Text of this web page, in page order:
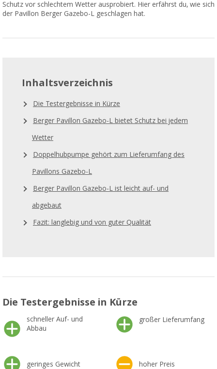
Schutz vor schlechtem Wetter ausprobiert. Hier erfährst du, wie sich
der Pavillon Berger Gazebo-L geschlagen hat.
Inhaltsverzeichnis
Die Testergebnisse in Kürze
Berger Pavillon Gazebo-L bietet Schutz bei jedem
Wetter
Doppelhubpumpe gehört zum Lieferumfang des
Pavillons Gazebo-L
Berger Pavillon Gazebo-L ist leicht auf- und
abgebaut
Fazit: langlebig und von guter Qualität
Die Testergebnisse in Kürze
schneller Auf- und
Abbau
großer Lieferumfang
geringes Gewicht hoher Preis